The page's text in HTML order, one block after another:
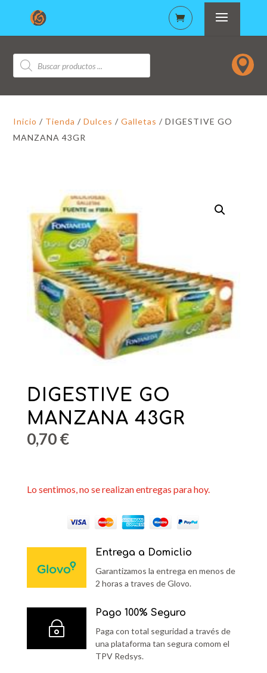
Búsqueda
de
productos

Inicio / Tienda /Dulces /Galletas / DIGESTIVE GO
MANZANA 43GR
DIGESTIVE GO
MANZANA 43GR
0,70€
Lo sentimos, no se realizan entregas para hoy.
Entrega a Domiclio
Garantizamos la entrega en menos de
2 horas a traves de Glovo.
~
Pago 100% Seguro
Paga con total seguridad a través de
una plataforma tan segura comom el
TPV Redsys.